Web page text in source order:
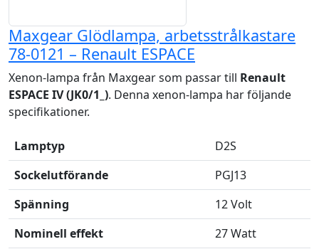
Maxgear Glödlampa, arbetsstrålkastare
78-0121 – Renault ESPACE
Xenon-lampa från Maxgear som passar till Renault
ESPACE IV (JK0/1_). Denna xenon-lampa har följande
specifikationer.
Lamptyp
D2S
Sockelutförande
PGJ13
Spänning
12 Volt
Nominell effekt
27 Watt